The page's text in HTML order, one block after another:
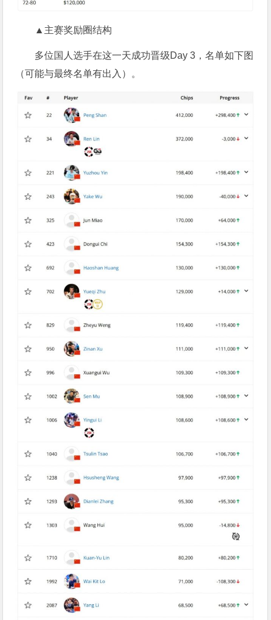
▲主赛奖励圈结构
多位国人选手在这一天成功晋级Day 3，名单如下图
（可能与最终名单有出入）。